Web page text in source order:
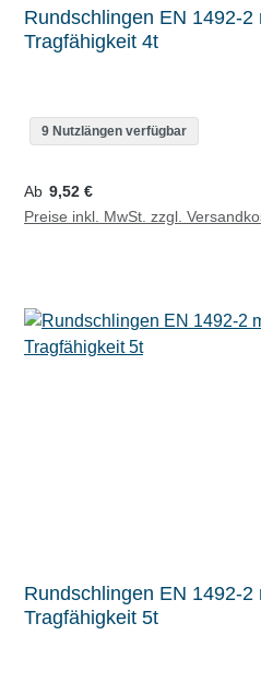
Rundschlingen EN 1492-
Tragfähigkeit 4t
9 Nutzlängen verfügbar
Regulärer Preis:
Ab 9,52 €
Preise inkl. MwSt. zzgl.
Rundschlingen EN 1492-
Tragfähigkeit 5t